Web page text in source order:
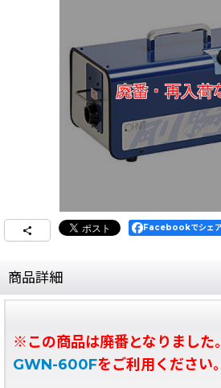
Facebookでシェ
商品詳細
※この商品は廃番となりました
GWN-600Fをご利用ください。